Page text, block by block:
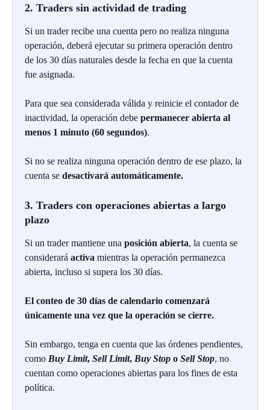
2. Traders sin actividad de trading
Si un trader recibe una cuenta pero no realiza ninguna
operación, deberá ejecutar su primera operación dentro
de los 30 días naturales desde la fecha en que la cuenta
fue asignada.
Para que sea considerada válida y reinicie el contador de
inactividad, la operación debe permanecer abierta al
menos 1 minuto (60 segundos).
Si no se realiza ninguna operación dentro de ese plazo, la
cuenta se desactivará automáticamente.
3. Traders con operaciones abiertas a largo
plazo
Si un trader mantiene una posición abierta, la cuenta se
considerará activa mientras la operación permanezca
abierta, incluso si supera los 30 días.
El conteo de 30 días de calendario comenzará
únicamente una vez que la operación se cierre.
Sin embargo, tenga en cuenta que las órdenes pendientes,
como Buy Limit, Sell Limit, Buy Stop o Sell Stop, no
cuentan como operaciones abiertas para los fines de esta
política.